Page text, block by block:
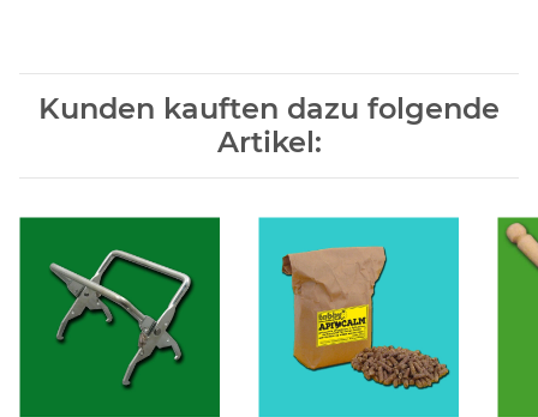
Kunden kauften dazu folgende
Artikel: